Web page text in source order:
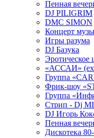
Пенная
DJ PILIGRIM
DMC SIMON
Концерт
Игры разума
DJ Базука
Эротическое
«АССАИ»
Группа
Фрик-шоу
Группа
Стрип - Dj
DJ Игорь
Пенная
Дискотека